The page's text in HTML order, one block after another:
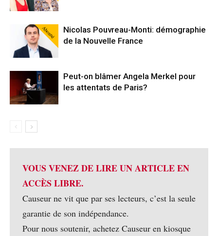
Abonné
Nicolas Pouvreau-Monti: démographie
de la Nouvelle France
Peut-on blâmer Angela Merkel pour
les attentats de Paris?
VOUS VENEZ DE LIRE UN ARTICLE EN
ACCÈS LIBRE.
Causeur ne vit que par ses lecteurs, c’est la seule
garantie de son indépendance.
Pour nous soutenir, achetez Causeur en kiosque